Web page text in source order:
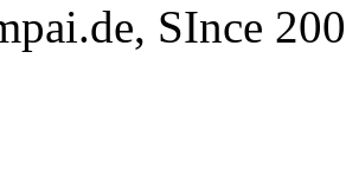
SInce